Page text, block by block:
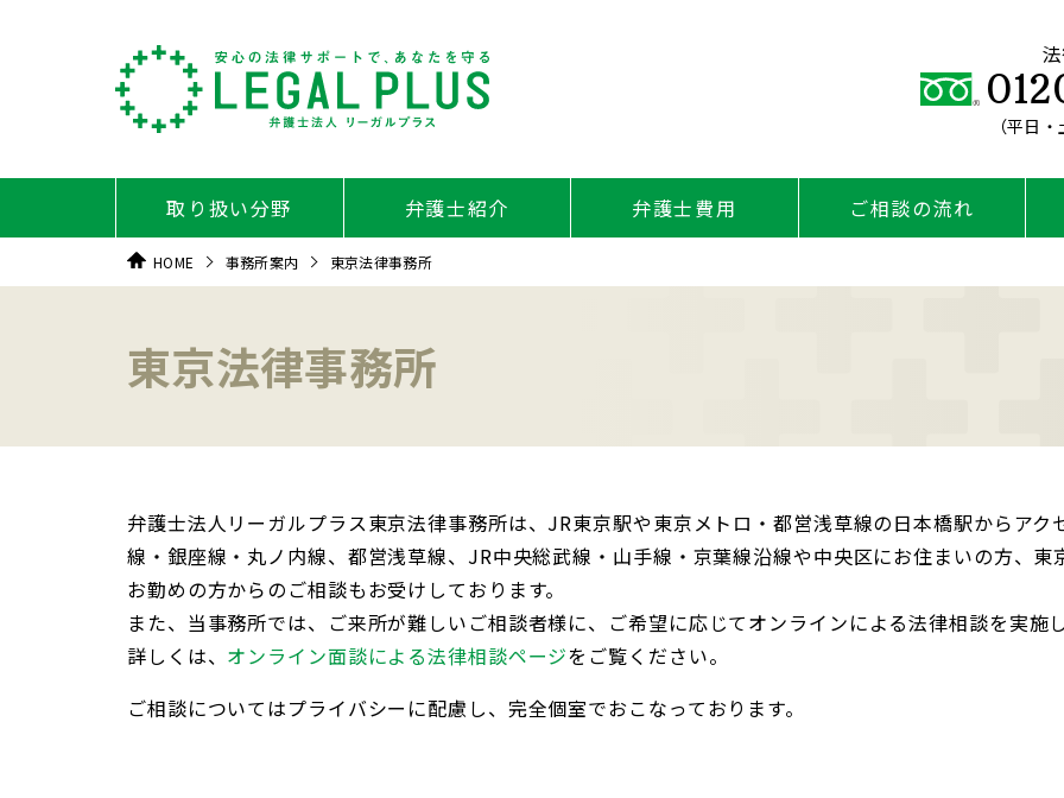
（平日
取り扱い分野 弁護士紹介 弁護士費用 ご相談の流れ
HOME 事務所案内 東京法律事務所
東京法律事務所
弁護士法人リーガルプラス東京法律事務所は、JR東京駅や東京メトロ・都営浅草線の日本橋駅からア
線・銀座線・丸ノ内線、都営浅草線、JR中央総武線・山手線・京葉線沿線や中央区にお住まいの方、
お勤めの方からのご相談もお受けしております。
また、当事務所では、ご来所が難しいご相談者様に、ご希望に応じてオンラインによる法律相談を実施し
詳しくは、 オンライン面談による法律相談ページをご覧ください。
ご相談についてはプライバシーに配慮し、完全個室でおこなっております。